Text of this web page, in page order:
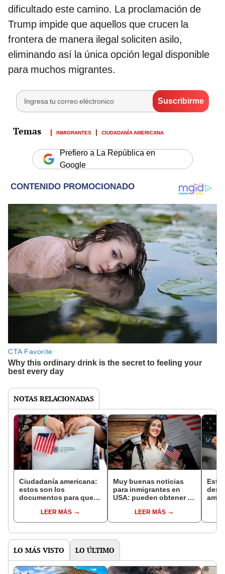
dificultado este camino. La proclamación de
Trump impide que aquellos que crucen la
frontera de manera ilegal soliciten asilo,
eliminando así la única opción legal disponible
para muchos migrantes.
INMIGRANTES CIUDADANÍA AMERICANA
Prefiero a La República en
Google
NOTAS RELACIONADAS
Ciudadanía americana:
estos son los
documentos para que
prueben su presencia
física en el país
LEER MÁS
Muy buenas noticias
para inmigrantes en
USA: pueden obtener la
cumplen con estos
requisitos en EEUU
LEER MÁS
Este
LO MÁS VISTO LO ÚLTIMO